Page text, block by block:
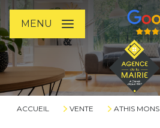
MENU
ACCUEIL VENTE ATHIS MONS